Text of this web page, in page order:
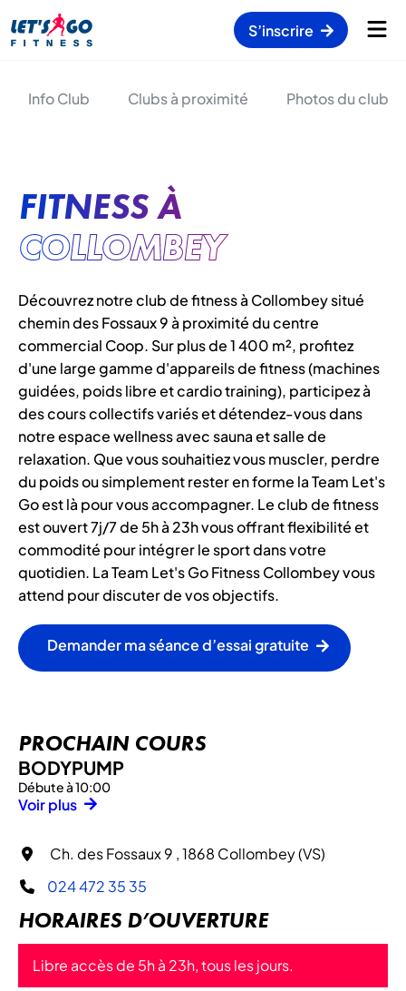
S’inscrire
Info Club Clubs à proximité Photos du club
FITNESS À
COLLOMBEY
Découvrez notre club de fitness à Collombey situé
chemin des Fossaux 9 à proximité du centre
commercial Coop. Sur plus de 1 400 m², profitez
d'une large gamme d'appareils de fitness (machines
guidées, poids libre et cardio training), participez à
des cours collectifs variés et détendez-vous dans
notre espace wellness avec sauna et salle de
relaxation. Que vous souhaitiez vous muscler, perdre
du poids ou simplement rester en forme la Team Let's
Go est là pour vous accompagner. Le club de fitness
est ouvert 7j/7 de 5h à 23h vous offrant flexibilité et
commodité pour intégrer le sport dans votre
quotidien. La Team Let's Go Fitness Collombey vous
attend pour discuter de vos objectifs.
Demander ma séance d’essai gratuite
PROCHAIN COURS
BODYPUMP
Débute à 10:00
Voir plus
Ch. des Fossaux 9 , 1868 Collombey (VS)
024 472 35 35
HORAIRES D’OUVERTURE
Libre accès de 5h à 23h, tous les jours.